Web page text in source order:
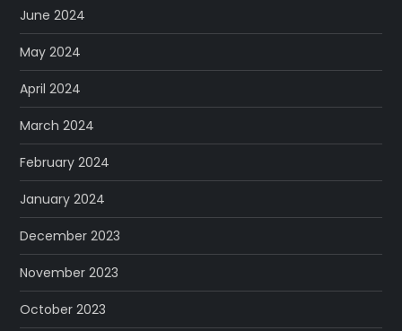
June 2024
May 2024
April 2024
March 2024
February 2024
January 2024
December 2023
November 2023
October 2023